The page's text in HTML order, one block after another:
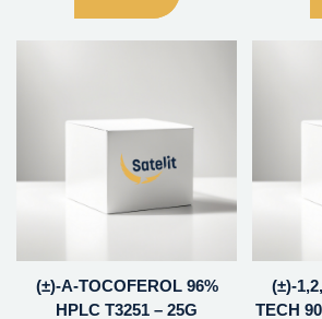
(±)-A-TOCOFEROL 96%
HPLC T3251 – 25G
(±)-
TECH